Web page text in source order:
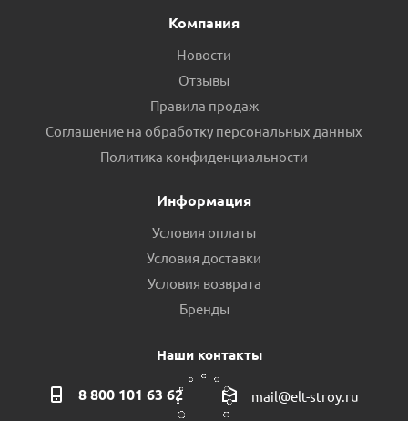
Есть в наличии (17)
Компания
Новости
Отзывы
Правила продаж
Соглашение на обработку персональных данных
Политика конфиденциальности
Информация
Условия оплаты
Условия доставки
Условия возврата
Бренды
Наши контакты
8 800 101 63 62 mail@elt-stroy.ru